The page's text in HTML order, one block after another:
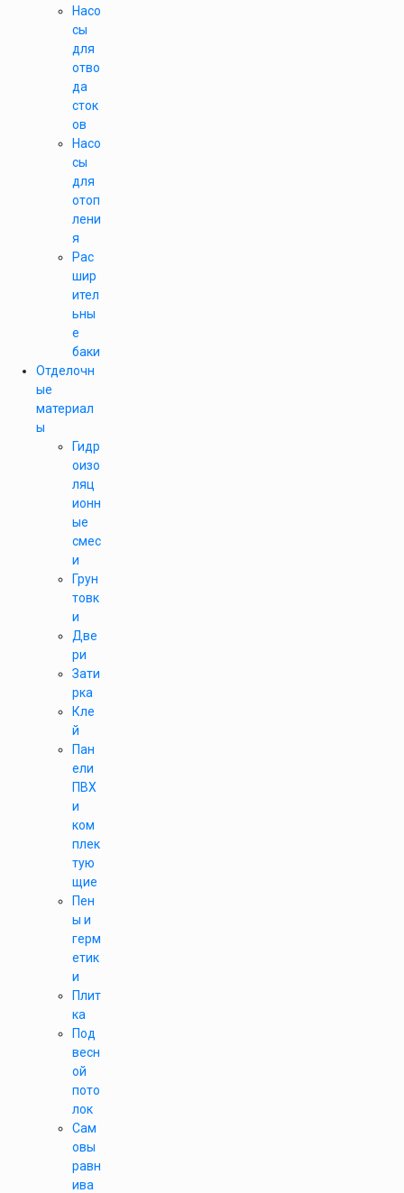
Насо
сы
для
отво
да
сток
ов
Насо
сы
для
отоп
лени
я
Рас
шир
ител
ьны
е
баки
Отделочн
ые
материал
ы
Гидр
оизо
ляц
ионн
ые
смес
и
Грун
товк
и
Две
ри
Зати
рка
Кле
й
Пан
ели
ПВХ
и
ком
плек
тую
щие
Пен
ы и
герм
етик
и
Плит
ка
Под
весн
ой
пото
лок
Сам
овы
равн
ива